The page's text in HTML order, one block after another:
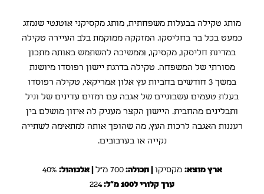
מותג טקילה בבעלות משפחתית, מותג מקסיקני אוטנטי שנמזג
כמעט בכל בר בחליסקו. המזקקה ממוקמת בלב העיירה טקילה
במדינת חליסקו, מקסיקו, וממשיכה להשתמש באותה מתכון
מסורתי של המשפחה. טקילה בדרגת יישון רפוסדו מיושנת
במשך 3 חודשים בחביות עץ אלון אמריקאי, טקילה רפוסדו
בעלת טעמים עשבוניים של אגבה עם רמזים עדינים של וניל
ותבלינים מהחבית. היישון הקצר מעניק לה איזון מושלם בין
רעננות האגבה לרכות העץ, מה שהופך אותה למתאימה לשתייה
נקייה או בערבובים.
ארץ מוצא: מקסיקו | תכולה:700 מ״ל | אלכוהול: 40%
ערך קלורי ל100 מ"ל:
224